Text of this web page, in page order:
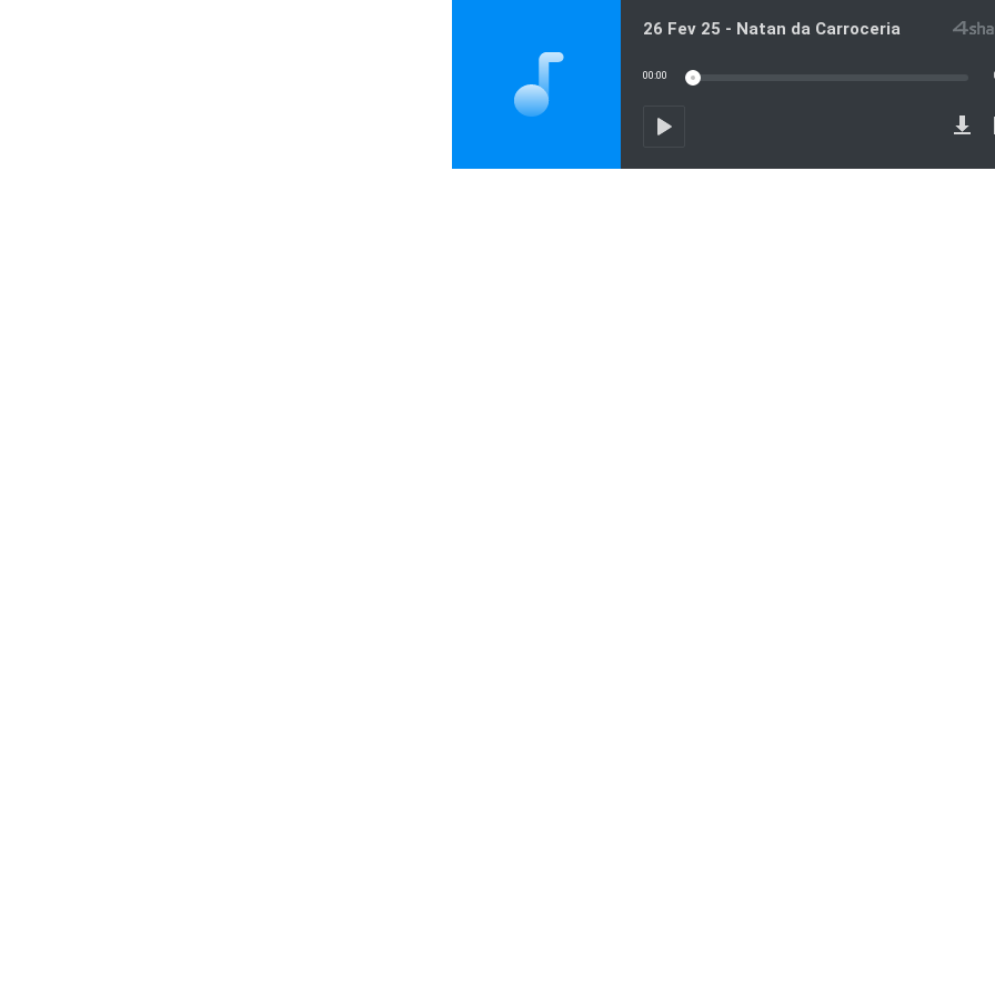
26 Fev 25 - Natan da Carroceria
00:00